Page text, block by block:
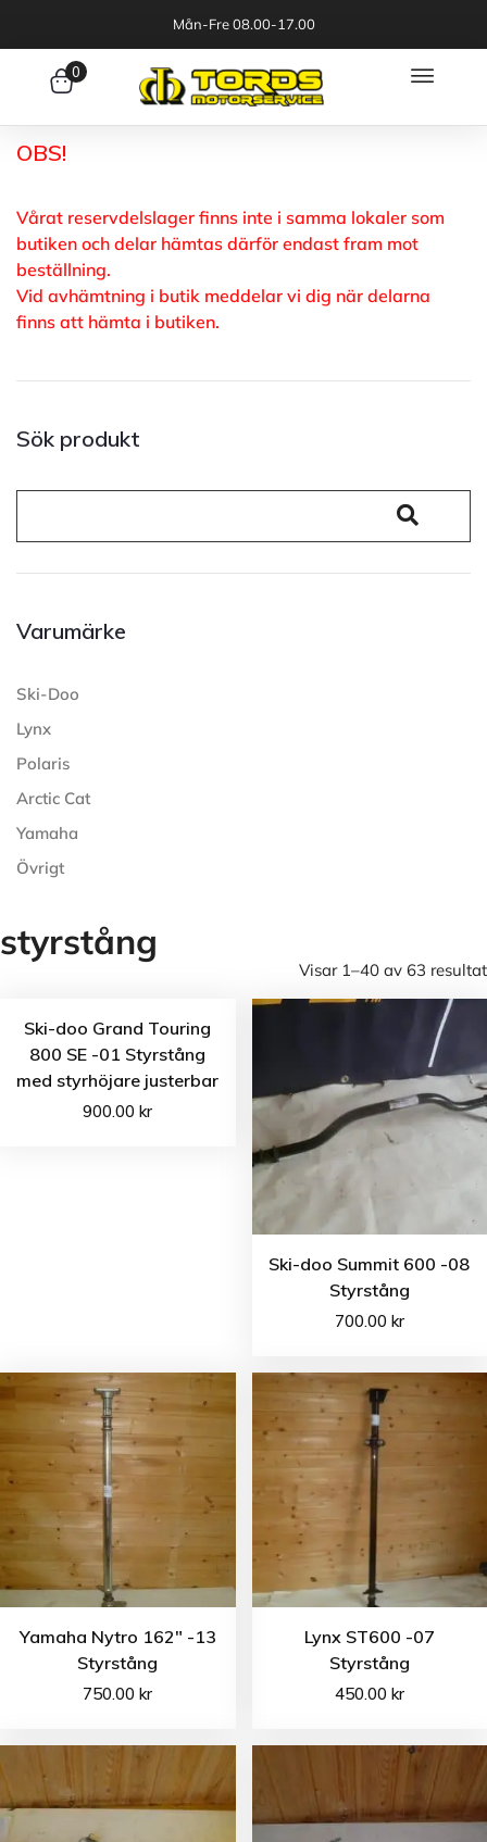
Mån-Fre 08.00-17.00
0
OBS!
Vårat reservdelslager finns inte i samma lokaler som
butiken och delar hämtas därför endast fram mot
beställning.
Vid avhämtning i butik meddelar vi dig när delarna
finns att hämta i butiken.
Sök produkt
Varumärke
Ski-Doo
Lynx
Polaris
Arctic Cat
Yamaha
Övrigt
styrstång
Visar 1–40 av 63 resultat
Ski-doo Grand Touring
800 SE -01 Styrstång
med styrhöjare justerbar
900.00kr
Ski-doo Summit 600 -08
Styrstång
700.00 kr
Yamaha Nytro 162″ -13
Styrstång
750.00kr
Lynx ST600 -07
Styrstång
450.00 kr